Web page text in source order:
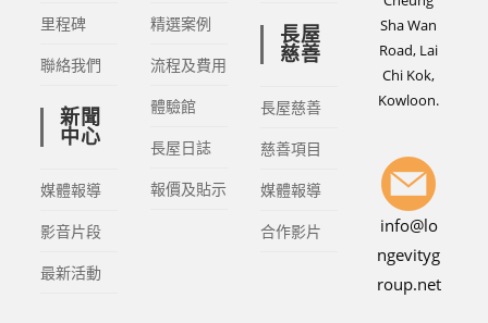
里程碑
聯絡我們
新聞
中心
媒體報導
影音片段
最新活動
精選案例
流程及費用
體驗館
長屋日誌
報價及貼示
長屋
慈善
長屋慈善
慈善項目
媒體報導
合作影片
Sha Wan
Road, Lai
Chi Kok,
Kowloon.
info@lo
ngevityg
roup.net